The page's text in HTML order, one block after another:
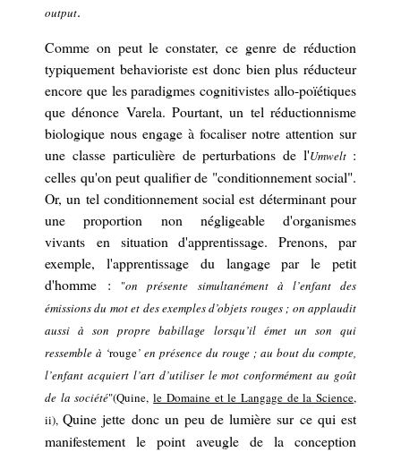
output.
Comme on peut le constater, ce genre de réduction
typiquement behavioriste est donc bienplus réducteur
encore que les paradigmes cognitivistes allo-poïétiques
que dénonce Varela. Pourtant,un tel réductionnisme
biologique nous engage à focaliser notre attention sur
une classe particulière de perturbations de l'Umwelt :
celles qu'on peut qualifier de "conditionnementsocial".
Or, un tel conditionnement socialest déterminantpour
une proportion non négligeable d'organismes
vivants en situation d'apprentissage. Prenons, par
exemple, l'apprentissage du langage par le petit
d'homme :
"on présente simultanément à l’enfant des
émissions du mot et des exemples d’objets rouges ; on applaudit
aussi à son propre babillage lorsqu’il émet un son qui
ressemble à ‘rouge’ en présence du rouge ; au bout du compte,
l’enfant acquiert l’art d’utiliser le mot conformément au goût
de la société"(Quine,le Domaine et le Langage de la Science,
ii),Quine jette donc un peu de lumière sur ce qui est
manifestement le point aveugle de la conception